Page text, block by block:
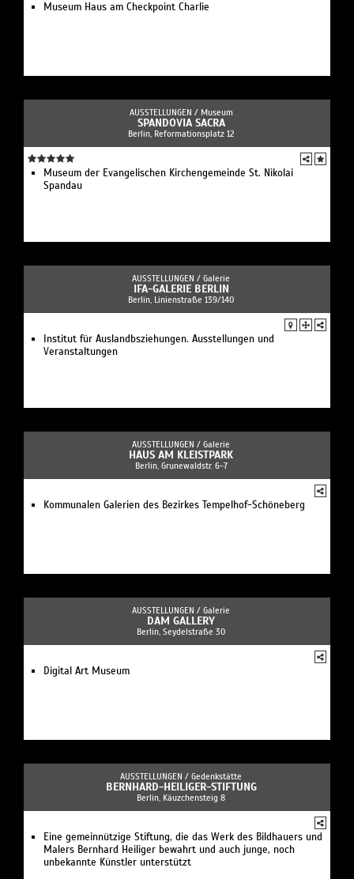
Museum Haus am Checkpoint Charlie
AUSSTELLUNGEN / Museum
SPANDOVIA SACRA
Berlin, Reformationsplatz 12
Museum der Evangelischen Kirchengemeinde St. Nikolai
Spandau
AUSSTELLUNGEN / Galerie
IFA-GALERIE BERLIN
Berlin, Linienstraße 139/140
Institut für Auslandbsziehungen. Ausstellungen und
Veranstaltungen
AUSSTELLUNGEN / Galerie
HAUS AM KLEISTPARK
Berlin, Grunewaldstr. 6-7
Kommunalen Galerien des Bezirkes Tempelhof-Schöneberg
AUSSTELLUNGEN / Galerie
DAM GALLERY
Berlin, Seydelstraße 30
Digital Art Museum
AUSSTELLUNGEN / Gedenkstätte
BERNHARD-HEILIGER-STIFTUNG
Berlin, Käuzchensteig 8
Eine gemeinnützige Stiftung, die das Werk des Bildhauers und
Malers Bernhard Heiliger bewahrt und auch junge, noch
unbekannte Künstler unterstützt